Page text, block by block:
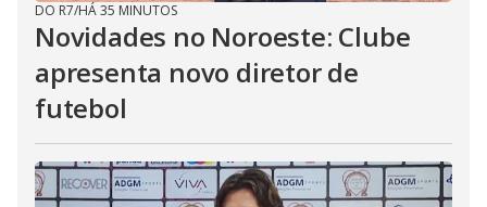
DO R7/HÁ 35 MINUTOS
Novidades no Noroeste: Clube
apresenta novo diretor de
futebol